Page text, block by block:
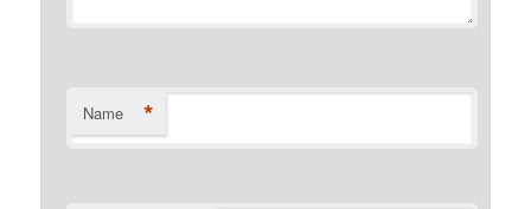
Name *